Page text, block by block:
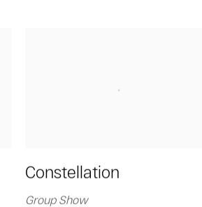
Constellation
Group Show